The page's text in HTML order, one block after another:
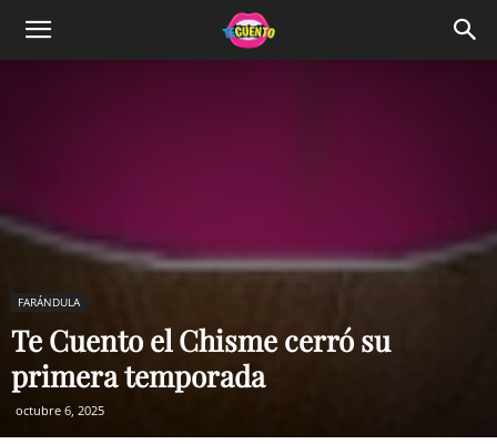
FARÁNDULA
Te Cuento el Chisme cerró su
primera temporada
octubre 6, 2025